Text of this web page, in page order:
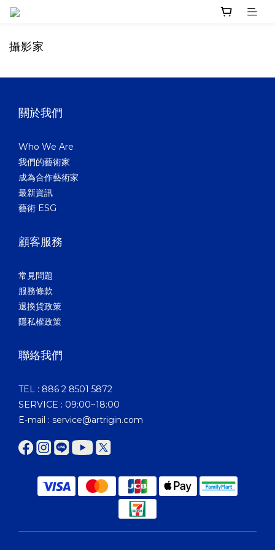
攝影家
關於我們
Who We Are
我們的藝術家
成為合作藝術家
最新資訊
藝術 ESG
顧客服務
常見問題
服務條款
退換貨政策
隱私權政策
聯絡我們
TEL : 886 2 8501 5872
SERVICE : 09:00~18:00
E-mail : service@artrigin.com